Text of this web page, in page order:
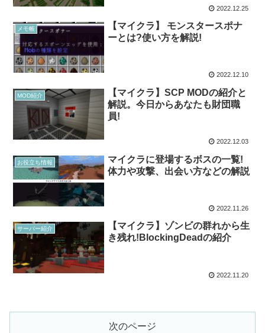
2022.12.25
メモ帳
【マイクラ】 モンスタースポナ
ーとは?使い方を解説!
2022.12.10
MOD紹介
【マイクラ】SCP MODの紹介と
解説。今日からあなたも財団職
員!
2022.12.03
お役立ち情報
マイクラに登場するボスの一覧!
体力や攻撃、出会い方などの解説
2022.11.26
サーバー紹介
【マイクラ】ゾンビの群れから生
き残れ!BlockingDeadの紹介
2022.11.20
次のページ